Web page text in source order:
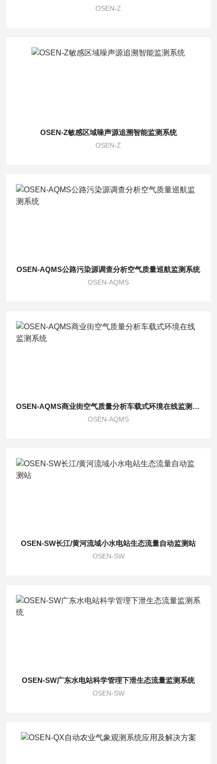
OSEN-Z
OSEN-Z敏感区域噪声源追溯智能监测系统
OSEN-Z
OSEN-AQMS公路污染源调查分析空气质量巡航监测系统
OSEN-AQMS
OSEN-AQMS商业街空气质量分析车载式环境在线监测系统
OSEN-AQMS
OSEN-SW长江/黄河流域小水电站生态流量自动监测站
OSEN-SW
OSEN-SW广东水电站科学管理下泄生态流量监测系统
OSEN-SW